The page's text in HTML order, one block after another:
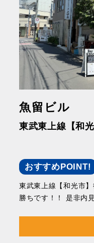
魚留ビル
東武東上線【和
おすすめPOINT!
東武東上線【和光市
勝ちです！！ 是非内